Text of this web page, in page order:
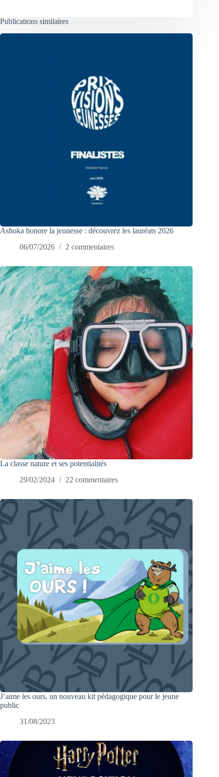
Publications similaires
Ashoka honore la jeunesse : découvrez les lauréats 2026
06/07/2026
2 commentaires
La classe nature et ses potentialités
29/02/2024
22 commentaires
J’aime les ours, un nouveau kit pédagogique pour le jeune
public
31/08/2023